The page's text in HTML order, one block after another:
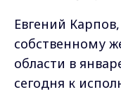
Евгений
собственному
области в
сегодня к